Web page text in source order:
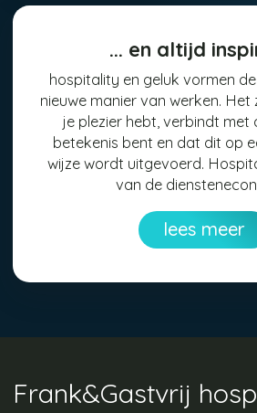
... en altijd
hospitality en geluk vormen
nieuwe manier van werken.
je plezier hebt, verbindt met
betekenis bent en dat dit op
wijze wordt uitgevoerd.
van de
lees meer
Frank&Gastvrij